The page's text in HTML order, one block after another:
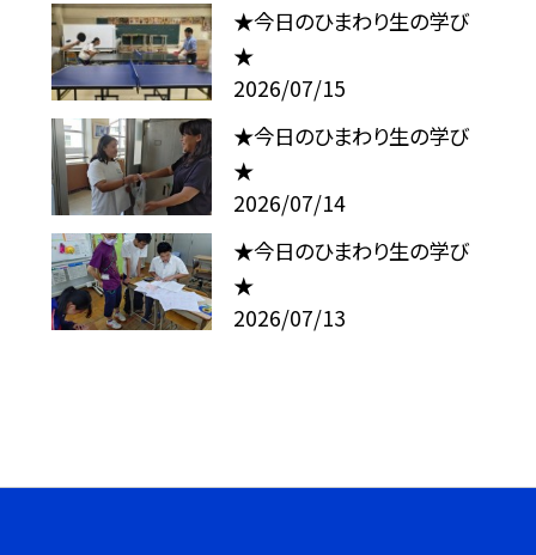
★今日のひまわり生の学び
★
2026/07/15
★今日のひまわり生の学び
★
2026/07/14
★今日のひまわり生の学び
★
2026/07/13